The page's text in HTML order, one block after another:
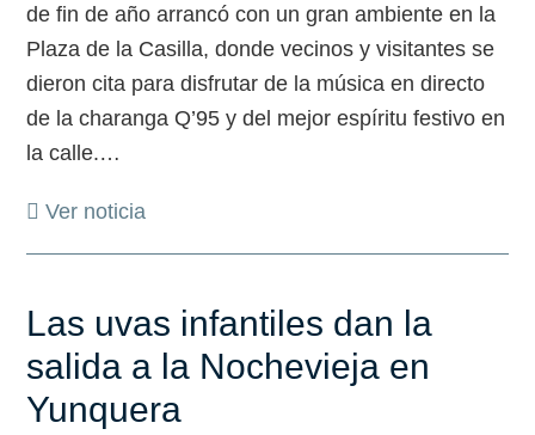
de fin de año arrancó con un gran ambiente en la
Plaza de la Casilla, donde vecinos y visitantes se
dieron cita para disfrutar de la música en directo
de la charanga Q’95 y del mejor espíritu festivo en
la calle.…
Ver noticia
Las uvas infantiles dan la
salida a la Nochevieja en
Yunquera